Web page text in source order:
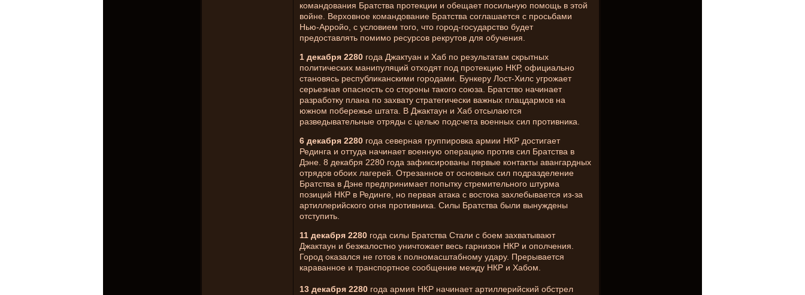
командования Братства протекции и обещает посильную помощь в этой
войне. Верховное командование Братства соглашается с просьбами
Нью-Арройо, с условием того, что город-государство будет
предоставлять помимо ресурсов рекрутов для обучения.
1 декабря 2280 года Джактуан и Хаб по результатам скрытных
политических манипуляций отходят под протекцию НКР, официально
становясь республиканскими городами. Бункеру Лост-Хилс угрожает
серьезная опасность со стороны такого союза. Братство начинает
разработку плана по захвату стратегически важных плацдармов на
южном побережье штата. В Джактаун и Хаб отсылаются
разведывательные отряды с целью подсчета военных сил противника.
6 декабря 2280 года северная группировка армии НКР достигает
Рединга и оттуда начинает военную операцию против сил Братства в
Дэне. 8 декабря 2280 года зафиксированы первые контакты авангардных
отрядов обоих лагерей. Отрезанное от основных сил подразделение
Братства в Дэне предпринимает попытку стремительного штурма
позиций НКР в Рединге, но первая атака с востока захлебывается из-за
артиллерийского огня противника. Силы Братства были вынуждены
отступить.
11 декабря 2280 года силы Братства Стали с боем захватывают
Джактаун и безжалостно уничтожает весь гарнизон НКР и ополчения.
Город оказался не готов к полномасштабному удару. Прерывается
караванное и транспортное сообщение между НКР и Хабом.
13 декабря 2280 года армия НКР начинает артиллерийский обстрел